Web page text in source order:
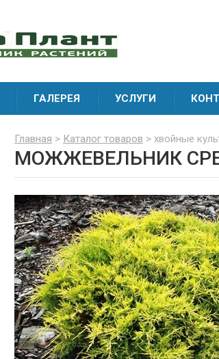
ГАЛЕРЕЯ УСЛУГИ
Главная > Каталог товаров > хвойные
МОЖЖЕВЕЛЬНИК